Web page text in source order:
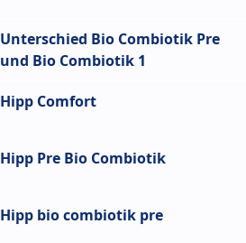
Unterschied Bio Combiotik Pre
und Bio Combiotik 1
Hipp Comfort
Hipp Pre Bio Combiotik
Hipp bio combiotik pre